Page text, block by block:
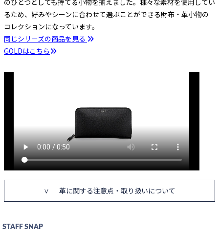
入荷お知らせ
NAVY カートに入れる
ORANGE
入荷待ち 入荷お知らせ
のひとつとしても持てる小物を揃えました。様々な素材を使用してい
るため、好みやシーンに合わせて選ぶことができる財布・革小物の
コレクションになっています。
同じシリーズの商品を見る
GOLDはこちら
革に関する注意点・取り扱いについて
STAFF SNAP